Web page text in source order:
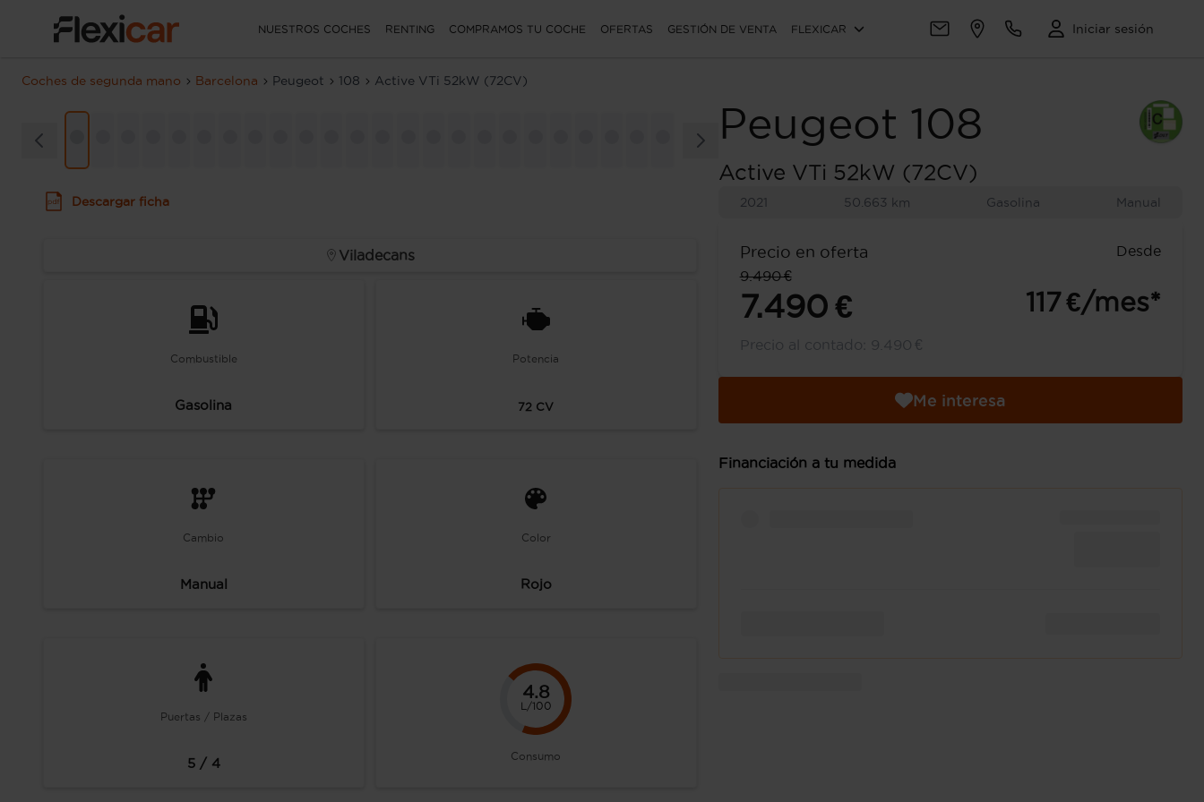
NUESTROS COCHES RENTING COMPRAMOS TU COCHE OFERTAS GESTIÓN DE VENTA FLEXICAR Iniciar sesión
Coches de segunda mano Barcelona Peugeot 108 Active VTi 52kW (72CV)
Peugeot 108
Active VTi 52kW (72CV)
2021 50.663 km Gasolina Manual
Precio en oferta
Desde
9.490 €
7.490 € 117 €/mes*
Precio al contado: 9.490 €
Me interesa
Financiación a tu medida
Descargar ficha
Viladecans
Combustible
Gasolina
Potencia
72 CV
Cambio
Manual
Color
Rojo
Puertas / Plazas
5 / 4
4.8
L/100
Consumo